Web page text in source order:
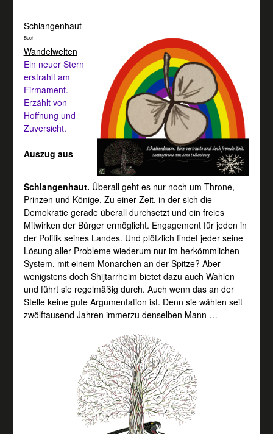
Schlangenhaut
Buch
Wandelwelten
Ein neuer Stern
erstrahlt am
Firmament.
Erzählt von
Hoffnung und
Zuversicht.
Auszug aus
Schlangenhaut. Überall geht es nur noch um Throne,
Prinzen und Könige. Zu einer Zeit, in der sich die
Demokratie gerade überall durchsetzt und ein freies
Mitwirken der Bürger ermöglicht. Engagement für jeden in
der Politik seines Landes. Und plötzlich findet jeder seine
Lösung aller Probleme wiederum nur im herkömmlichen
System, mit einem Monarchen an der Spitze? Aber
wenigstens doch Shijtarrheim bietet dazu auch Wahlen
und führt sie regelmäßig durch. Auch wenn das an der
Stelle keine gute Argumentation ist. Denn sie wählen seit
zwölftausend Jahren immerzu denselben Mann …